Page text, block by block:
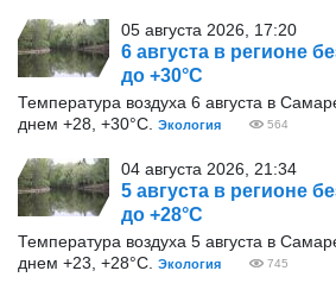
05 августа 2026, 17:20
6 августа в регионе
до +30°С
Температура воздуха 6 августа в
днем +28, +30°С.
Экология 564
04 августа 2026, 21:34
5 августа в регионе
до +28°С
Температура воздуха 5 августа в
днем +23, +28°С.
Экология 745